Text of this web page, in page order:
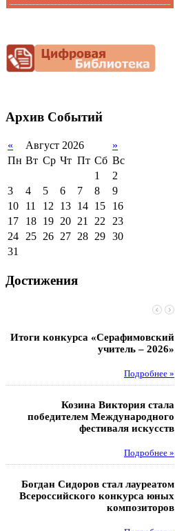
Снижение
документационной
нагрузки
Архив Событий
« Август 2026
»
Пн Вт Ср Чт Пт Сб Вс
1
2
3
4 5 6 7 8
9
10
11 12 13 14 15
16
17
18 19 20 21 22 23
24 25 26 27 28 29 30
31
Достижения
Итоги конкурса «Серафимовский
учитель – 2026»
Подробнее »
Козина Виктория стала
победителем Международного
фестиваля искусств
Подробнее »
Богдан Сидоров стал лауреатом
Всероссийского конкурса юных
композиторов